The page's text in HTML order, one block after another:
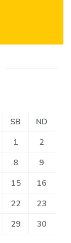
SB
ND
1
2
8
9
15
16
22
23
29
30